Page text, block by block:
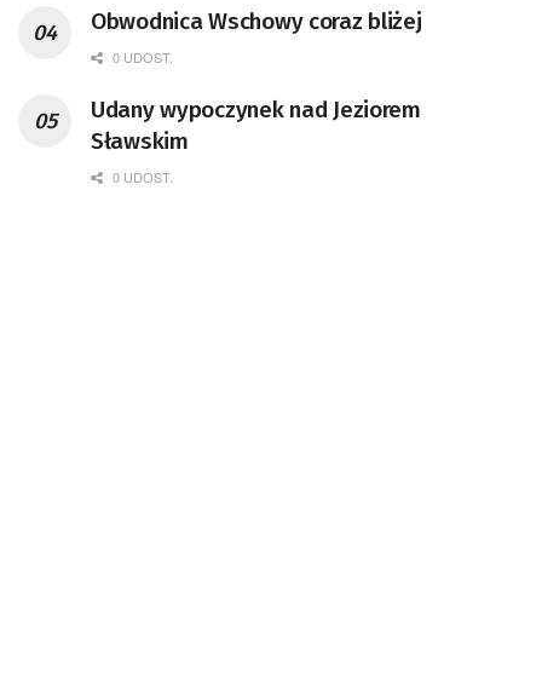
Obwodnica Wschowy coraz bliżej
0 UDOST.
Udany wypoczynek nad Jeziorem
Sławskim
0 UDOST.